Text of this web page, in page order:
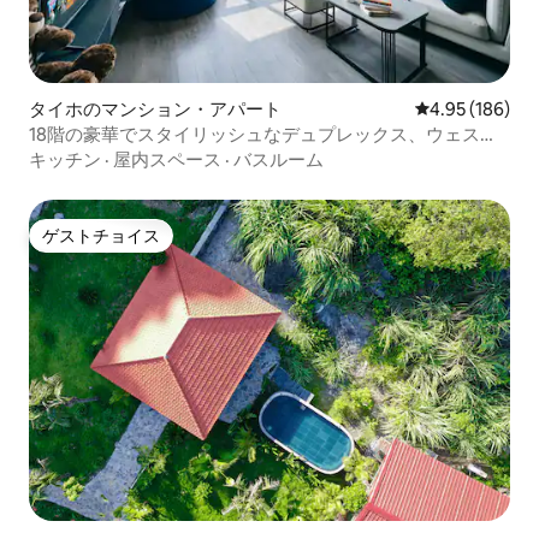
タイホのマンション・アパート レビュー186
4.95 (186)
18階の豪華でスタイリッシュなデュプレックス、ウェスト
レイクビュー|バスタブ
キッチン · 屋内スペース · バスルーム
ゲストチョイス
ゲストチョイス